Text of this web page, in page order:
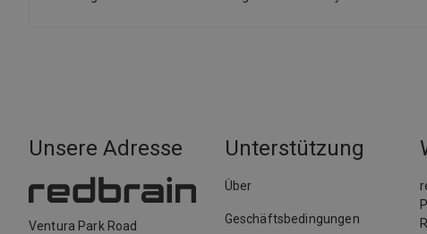
Unsere Adresse
Ventura Park Road
Unterstützung
Über
Geschäftsbedingungen